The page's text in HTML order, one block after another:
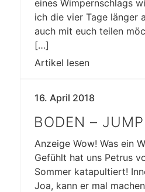
eines Wimpernschlags
ich die vier Tage länger
auch mit euch teilen
[…]
Artikel lesen
16. April 2018
BODEN –
Anzeige Wow! Was ein
Gefühlt hat uns Petrus
Sommer katapultiert!
Joa, kann er mal